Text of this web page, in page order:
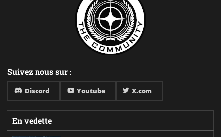
Suivez nous sur :
Discord Youtube X.com
En vedette